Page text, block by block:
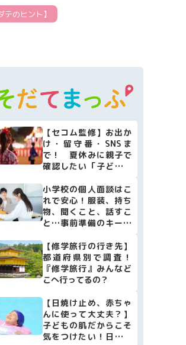
お出かけスポット
マネー
本・映画
子育て情報全般
のヒント】
【セコム監修】お出か
け・留守番・SNSま
で！ 夏休みに親子で
確認したい「子どもの
小学校の個人面談はこ
れで安心！服装、持ち
物、聞くこと、話すこ
と…事前準備のキーポ
【修学旅行の行き先】
都道府県別で調査！
『修学旅行』みんなど
こへ行ってるの？
【日焼け止め、赤ちゃ
んに使って大丈夫？】
子どもの肌だからこそ
気をつけたい！日焼け